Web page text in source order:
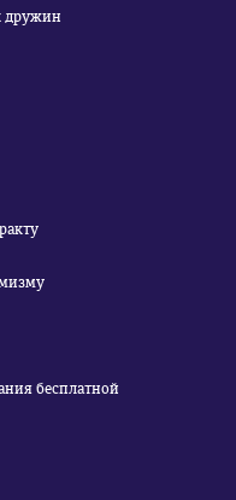
дружин
бесплатной